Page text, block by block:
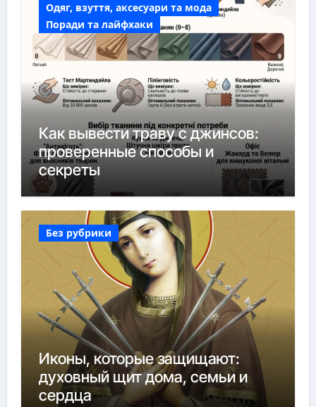
Одяг, взуття, аксесуари та мода
Поради та лайфхаки
Как вывести траву с джинсов:
проверенные способы и
секреты
Без рубрики
Иконы, которые защищают:
духовный щит дома, семьи и
сердца